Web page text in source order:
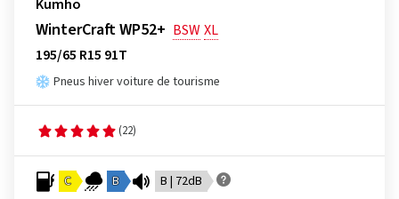
Kumho
WinterCraft WP52+ BSWXL
195/65 R15 91T
Pneus hiver voiture de tourisme
(22)
C B B | 72dB